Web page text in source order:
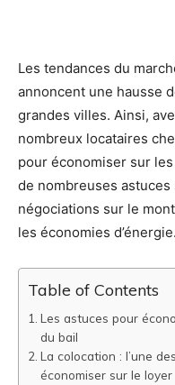
Les tendances du
annoncent une hausse
grandes villes. Ainsi,
nombreux locataires
pour économiser sur
de nombreuses
négociations sur le
les économies d’énergie.
Table of Contents
Les astuces pour
du bail
La colocation : l’une
économiser sur le loyer